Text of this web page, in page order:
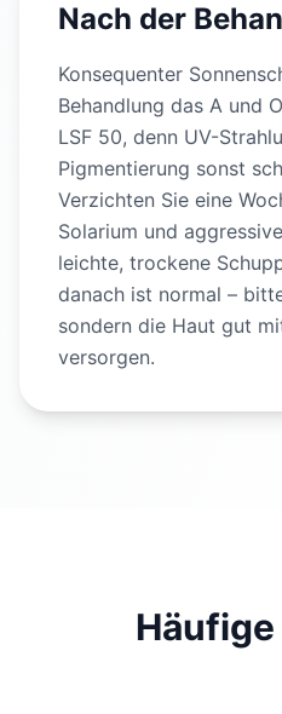
Nach der
Konsequenter
Behandlung das A und
LSF 50, denn UV-
Pigmentierung sonst
Verzichten Sie eine
Solarium und
leichte, trockene
danach ist normal –
sondern die Haut gut
versorgen.
Häufige